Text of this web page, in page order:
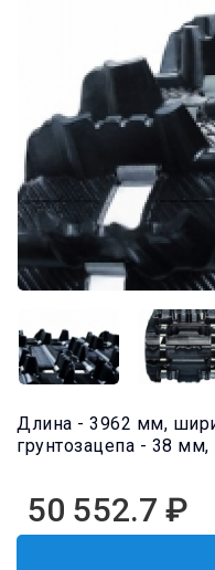
Длина - 3962 мм,
грунтозацепа - 38
50 552.7₽